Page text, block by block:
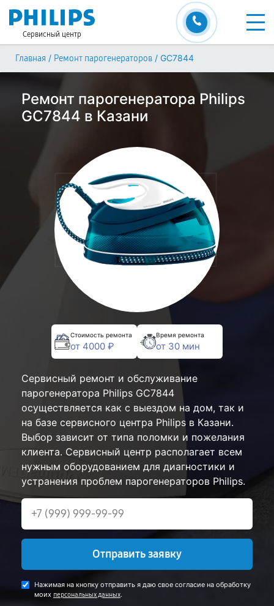
Сервисный центр
Главная / Ремонт парогенераторов / GC7844
Ремонт парогенератора Philips
GC7844 в Казани
Стоимость ремонта
от 4000 ₽
Время ремонта
от 30 мин
Сервисный ремонт и обслуживание
парогенератора Philips GC7844
осуществляется как с выездом на дом, так и
на базе сервисного центра Philips в Казани.
Выбор зависит от типа поломки и пожелания
клиента. Сервисный центр располагает всем
нужным оборудованием для диагностики и
устранения проблем парогенераторов Philips.
Отправить заявку
Нажимая на кнопку отправить я даю свое согласие на обработку
моих персональных данных.